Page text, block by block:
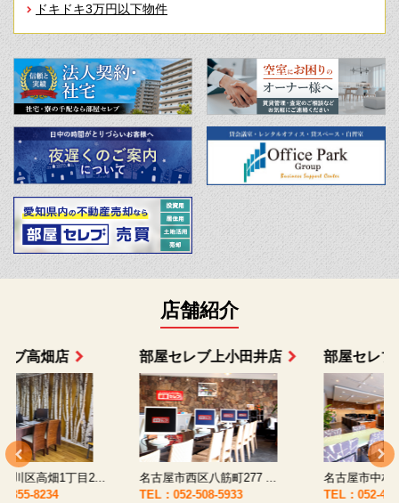
ドキドキ3万円以下物件
店舗紹介
部屋セレブ上小田井店
名古屋市西区八筋町277 ...
TEL：052-508-5933
部屋セレブ中村店
名古屋市中村区太閤通9-1...
TEL：052-481-0853